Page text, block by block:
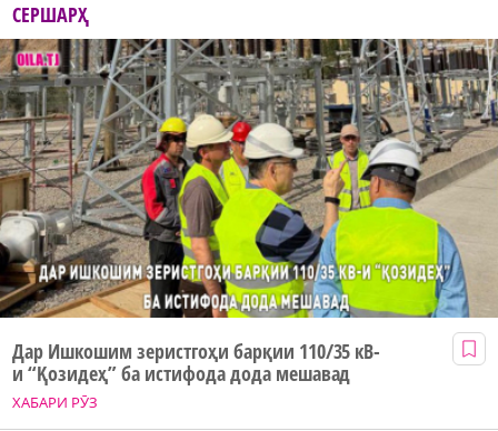
СЕРШАРҲ
ХАБАРИ РӮЗ
Дар Ишкошим зеристгоҳи барқии 110/35 кВ-
и “Қозидеҳ” ба истифода дода мешавад